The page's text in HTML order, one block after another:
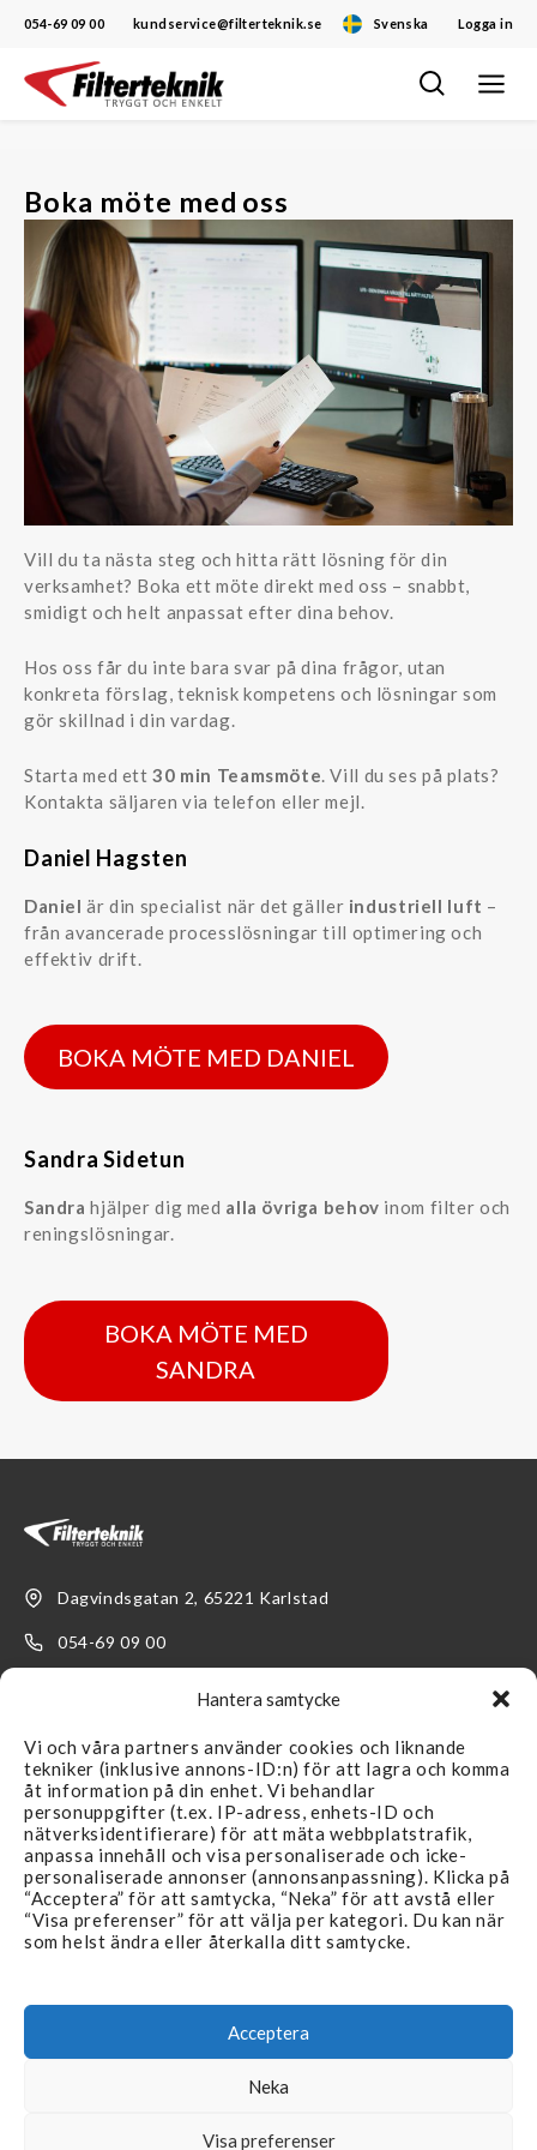
Hantera samtycke
Vi och våra partners använder cookies och liknande
tekniker (inklusive annons-ID:n) för att lagra och komma
åt information på din enhet. Vi behandlar
personuppgifter (t.ex. IP-adress, enhets-ID och
nätverksidentifierare) för att mäta webbplatstrafik,
anpassa innehåll och visa personaliserade och icke-
personaliserade annonser (annonsanpassning). Klicka på
“Acceptera” för att samtycka, “Neka” för att avstå eller
“Visa preferenser” för att välja per kategori. Du kan när
som helst ändra eller återkalla ditt samtycke.
Acceptera
Neka
Visa preferenser
Svenska Logga in
054-69 09 00 kundservice@filterteknik.se
Hoppa
Boka möte med oss
Vill du ta nästa steg och hitta rätt lösning för din
verksamhet? Boka ett möte direkt med oss – snabbt,
smidigt och helt anpassat efter dina behov.
Hos oss får du inte bara svar på dina frågor, utan
konkreta förslag, teknisk kompetens och lösningar som
gör skillnad i din vardag.
Starta med ett30 min Teamsmöte. Vill du ses på plats?
Kontakta säljaren via telefon eller mejl.
Daniel Hagsten
Daniel är din specialist när det gäller industriell luft –
från avancerade processlösningar till optimering och
effektiv drift.
BOKA MÖTE MED DANIEL
Sandra Sidetun
Sandra hjälper dig med alla övriga behov inom filter och
reningslösningar.
BOKA MÖTE MED
SANDRA
Dagvindsgatan 2, 65221 Karlstad
054-69 09 00
LÄNKAR
Återförsäljare
Produkter
Aktuellt
SUPPORT
Kontakta oss
FAQ
Integritetspolicy